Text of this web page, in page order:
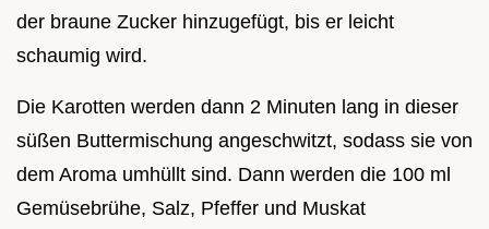
der braune Zucker hinzugefügt, bis er leicht
schaumig wird.
Die Karotten werden dann 2 Minuten lang in dieser
süßen Buttermischung angeschwitzt, sodass sie von
dem Aroma umhüllt sind. Dann werden die 100 ml
Gemüsebrühe, Salz, Pfeffer und Muskat